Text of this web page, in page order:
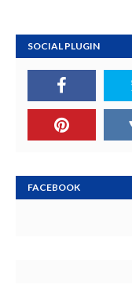
SOCIAL PLUGIN
FACEBOOK